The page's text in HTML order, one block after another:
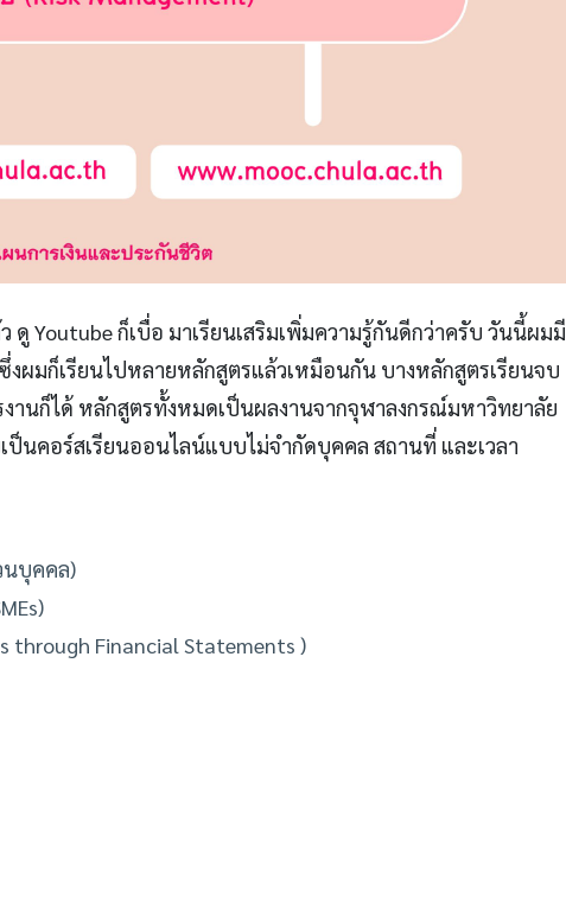
Youtube ก็เบื่อ มาเรียนเสริมเพิ่มความรู้กันดีกว่าครับ วันนี้ผมมี
ผมก็เรียนไปหลายหลักสูตรแล้วเหมือนกัน บางหลักสูตรเรียนจบ
งานก็ได้ หลักสูตรทั้งหมดเป็นผลงานจากจุฬาลงกรณ์มหาวิทยาลัย
คอร์สเรียนออนไลน์แบบไม่จำกัดบุคคล สถานที่ และเวลา
นบุคคล)
through Financial Statements )